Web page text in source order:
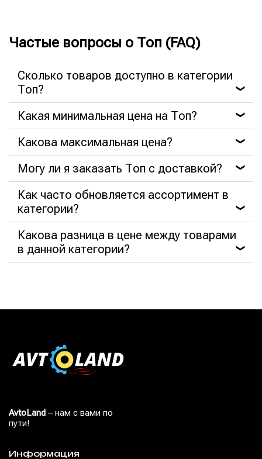
Частые вопросы о Топ (FAQ)
Сколько товаров доступно в категории
Топ?
❯
Какая минимальная цена на Топ? ❯
Какова максимальная цена? ❯
Могу ли я заказать Топ с доставкой? ❯
Как часто обновляется ассортимент в
категории?
❯
Какова разница в цене между товарами
в данной категории?
❯
AvtoLand – нам с вами по
пути!
Информация